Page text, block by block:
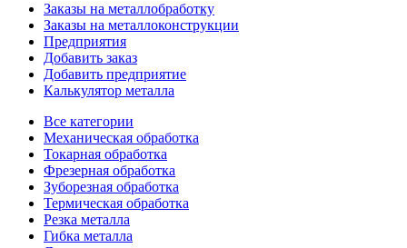
Заказы на металлобработку
Заказы на металлоконструкции
Предприятия
Добавить заказ
Добавить предприятие
Калькулятор металла
Все категории
Механическая обработка
Токарная обработка
Фрезерная обработка
Зуборезная обработка
Термическая обработка
Резка металла
Гибка металла